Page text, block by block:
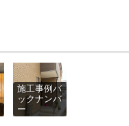
施工事例バ
ックナンバ
ー